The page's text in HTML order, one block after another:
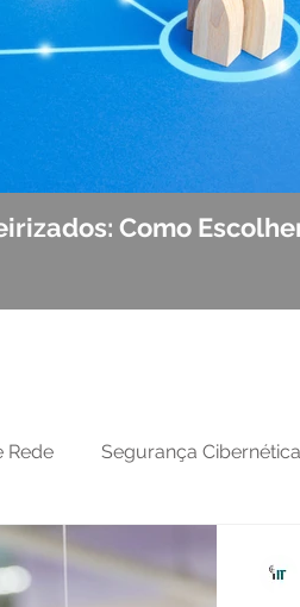
Como
Rede Segurança Cibernética